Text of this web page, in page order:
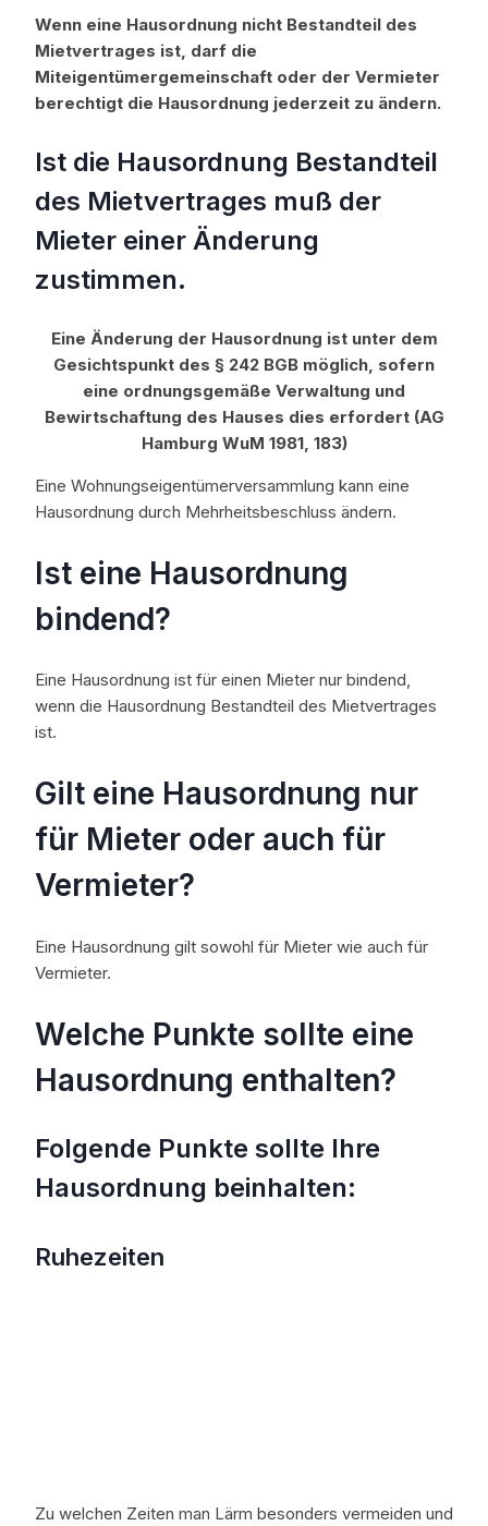
Wenn eine Hausordnung nicht Bestandteil des
Mietvertrages ist, darf die
Miteigentümergemeinschaft oder der Vermieter
berechtigt die Hausordnung jederzeit zu ändern.
Ist die Hausordnung Bestandteil
des Mietvertrages muß der
Mieter einer Änderung
zustimmen.
Eine Änderung der Hausordnung ist unter dem
Gesichtspunkt des § 242 BGB möglich, sofern
eine ordnungsgemäße Verwaltung und
Bewirtschaftung des Hauses dies erfordert (AG
Hamburg WuM 1981, 183)
Eine Wohnungseigentümerversammlung kann eine
Hausordnung durch Mehrheitsbeschluss ändern.
Ist eine Hausordnung
bindend?
Eine Hausordnung ist für einen Mieter nur bindend,
wenn die Hausordnung Bestandteil des Mietvertrages
ist.
Gilt eine Hausordnung nur
für Mieter oder auch für
Vermieter?
Eine Hausordnung gilt sowohl für Mieter wie auch für
Vermieter.
Welche Punkte sollte eine
Hausordnung enthalten?
Folgende Punkte sollte Ihre
Hausordnung beinhalten:
Ruhezeiten
Zu welchen Zeiten man Lärm besonders vermeiden und